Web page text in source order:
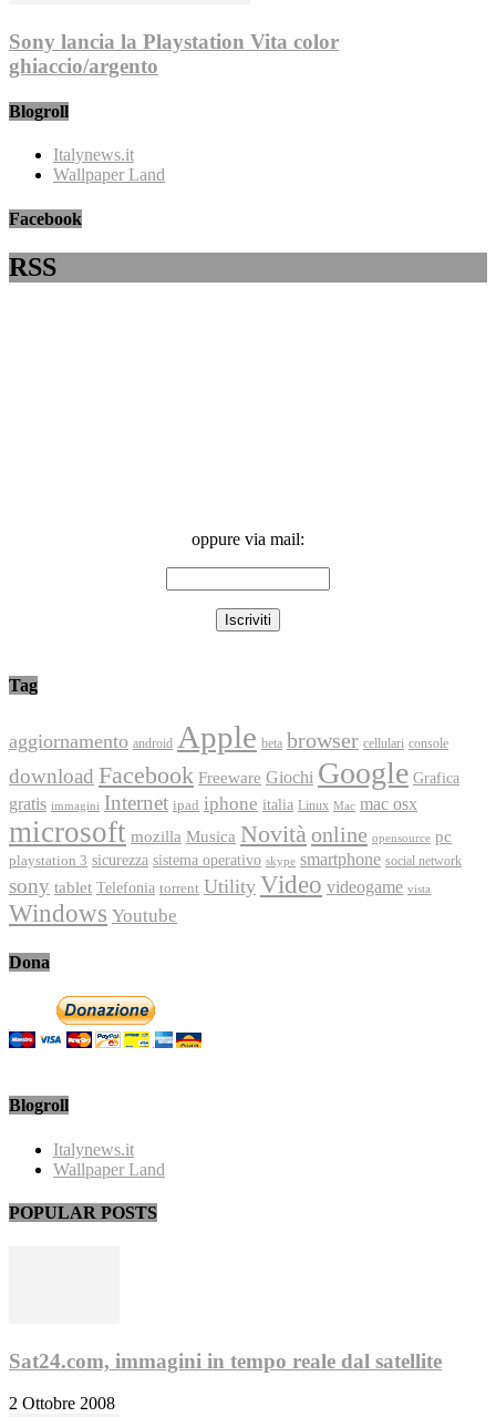
Sony lancia la Playstation Vita color
ghiaccio/argento
Blogroll
Italynews.it
Wallpaper Land
Facebook
RSS
oppure via mail:
Tag
aggiornamento android Apple beta browser cellulari console
download Facebook Freeware Giochi Google Grafica
gratis immagini Internet ipad iphone italia Linux Mac mac osx
microsoft mozilla Musica Novità online opensource pc
playstation 3 sicurezza sistema operativo skype smartphone social network
sony tablet Telefonia torrent Utility Video videogame vista
Windows Youtube
Dona
Blogroll
Italynews.it
Wallpaper Land
POPULAR POSTS
Sat24.com, immagini in tempo reale dal satellite
2 Ottobre 2008